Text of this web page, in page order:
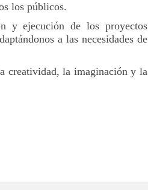
los públicos.
y ejecución de los proyectos
a las necesidades de
creatividad, la imaginación y la